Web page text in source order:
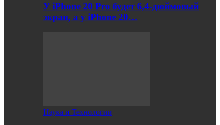
У iPhone 20 Pro будет 6,4-дюймовый
экран, а у iPhone 20…
Наука и Технологии